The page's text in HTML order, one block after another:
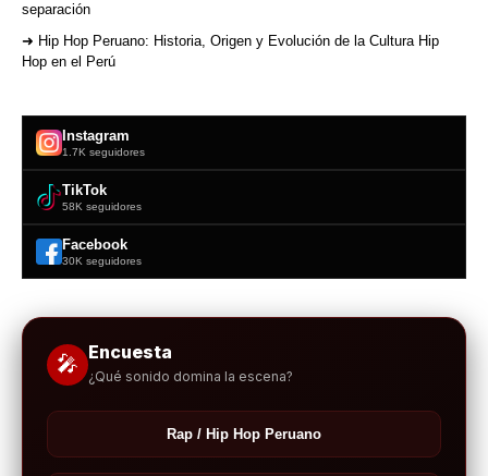
separación
➜ Hip Hop Peruano: Historia, Origen y Evolución de la Cultura Hip
Hop en el Perú
Instagram
1.7K seguidores
TikTok
58K seguidores
Facebook
30K seguidores
🎤 Encuesta
¿Qué sonido domina la escena?
Rap / Hip Hop Peruano